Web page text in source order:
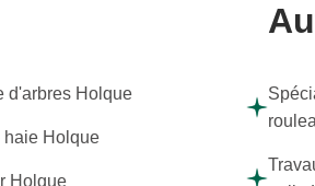
d'arbres Holque
haie Holque
Holque